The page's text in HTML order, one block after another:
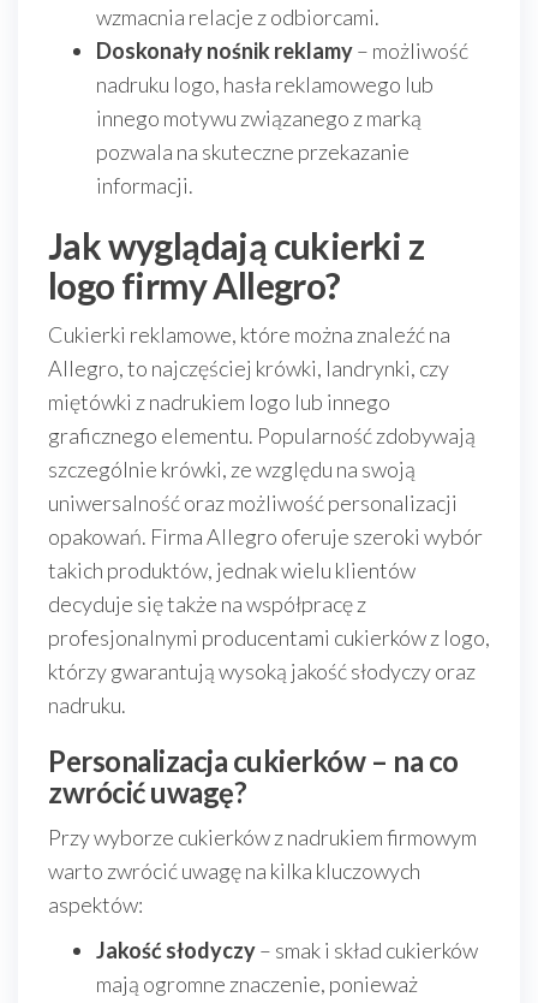
wzmacnia relacje z odbiorcami.
Doskonały nośnik reklamy– możliwość
nadruku logo, hasła reklamowego lub
innego motywu związanego z marką
pozwala na skuteczne przekazanie
informacji.
Jak wyglądają cukierki z
logo firmy Allegro?
Cukierki reklamowe, które można znaleźć na
Allegro, to najczęściej krówki, landrynki, czy
miętówki z nadrukiem logo lub innego
graficznego elementu. Popularność zdobywają
szczególnie krówki, ze względu na swoją
uniwersalność oraz możliwość personalizacji
opakowań. Firma Allegro oferuje szeroki wybór
takich produktów, jednak wielu klientów
decyduje się także na współpracę z
profesjonalnymi producentami cukierków z logo,
którzy gwarantują wysoką jakość słodyczy oraz
nadruku.
Personalizacja cukierków – na co
zwrócić uwagę?
Przy wyborze cukierków z nadrukiem firmowym
warto zwrócić uwagę na kilka kluczowych
aspektów:
Jakość słodyczy– smak i skład cukierków
mają ogromne znaczenie, ponieważ